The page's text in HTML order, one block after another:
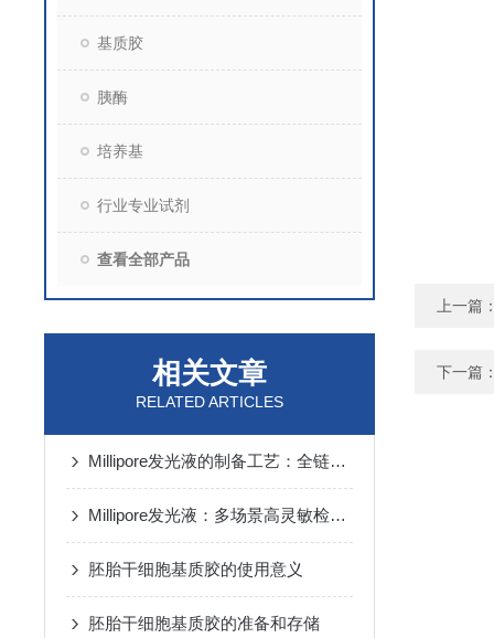
基质胶
胰酶
培养基
行业专业试剂
查看全部产品
相关文章
RELATED ARTICLES
Millipore发光液的制备工艺：全链路质控保障检测性能稳定
Millipore发光液：多场景高灵敏检测的核心试剂支撑
胚胎干细胞基质胶的使用意义
胚胎干细胞基质胶的准备和存储
上一篇
下一篇